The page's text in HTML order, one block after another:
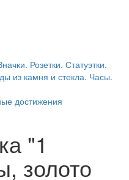
Розетки. Статуэтки.
из камня и стекла. Часы.
достижения
"1
золото